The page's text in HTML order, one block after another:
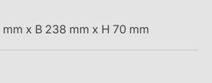
mm x B 238 mm x H 70 mm